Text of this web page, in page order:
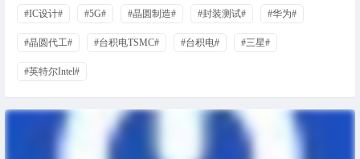
#IC设计# #5G# #晶圆制造# #封装测试# #华为#
#晶圆代工# #台积电TSMC# #台积电# #三星#
#英特尔Intel#